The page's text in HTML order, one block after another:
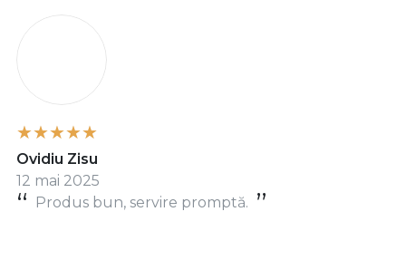
Produs bun, servire promptă.
Ovidiu Zisu
12 mai 2025